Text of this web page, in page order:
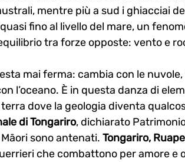
mentre più a sud i ghiacciai
fino al livello del mare, un
tra forze opposte: vento e
mai ferma: cambia con le
l’oceano. È in questa danza di
terra dove la geologia diventa
di Tongariro, dichiarato
sono antenati. Tongariro,
che combattono per amore e